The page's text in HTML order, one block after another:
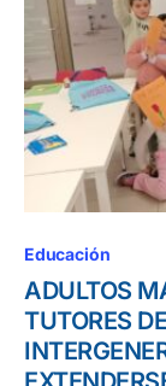
Educación
ADULTOS
TUTORES